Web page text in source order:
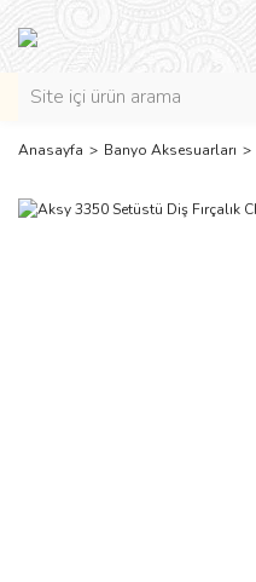
Anasayfa Banyo Aksesuarları